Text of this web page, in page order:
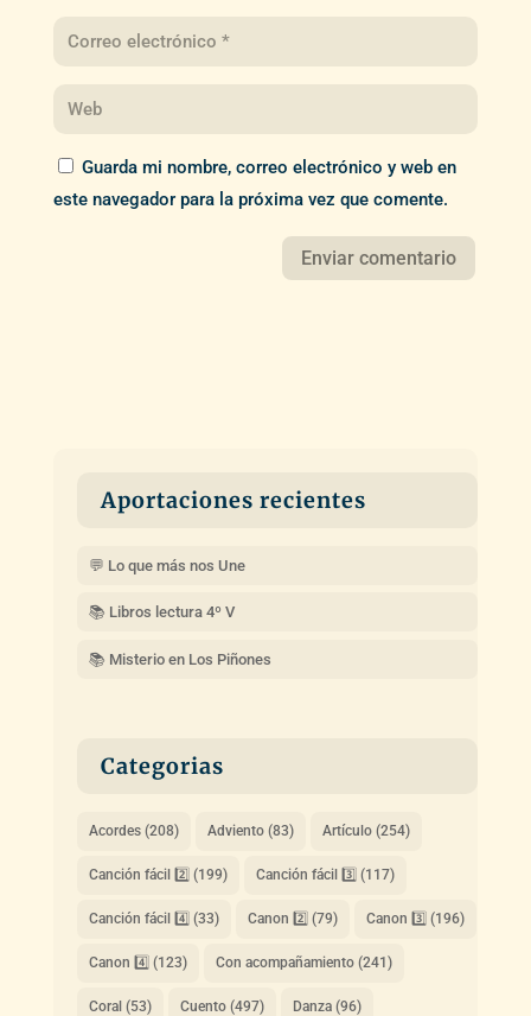
Guarda mi nombre, correo electrónico y web en
este navegador para la próxima vez que comente.
Aportaciones recientes
💬 Lo que más nos Une
📚 Libros lectura 4º V
📚 Misterio en Los Piñones
Categorias
Acordes(208) Adviento(83) Artículo(254)
Canción fácil 2️⃣ (199) Canción fácil 3️⃣ (117)
Canción fácil 4️⃣ (33) Canon 2️⃣ (79) Canon 3️⃣ (196)
Canon 4️⃣ (123) Con acompañamiento(241)
Coral(53) Cuento(497) Danza(96)